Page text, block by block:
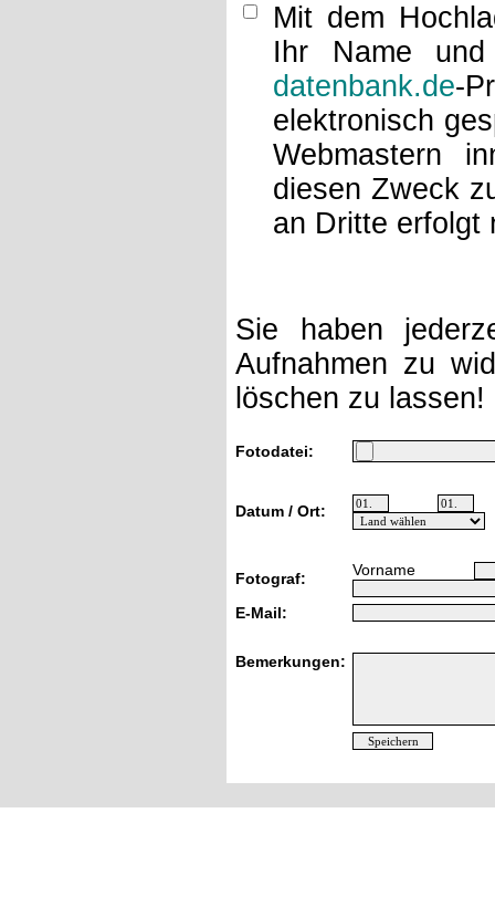
Mit dem
Ihr Name
datenbank.de-
elektronisch
Webmastern
diesen Zweck
an Dritte erfolgt
Sie haben
Aufnahmen zu
löschen zu
Fotodatei:
Datum / Ort:
Fotograf: Vorname
E-Mail:
Bemerkungen: